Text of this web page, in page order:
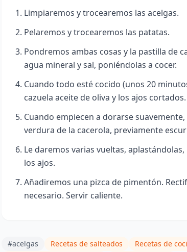
Limpiaremos y trocearemos las acelgas.
Pelaremos y trocearemos las patatas.
Pondremos ambas cosas y la pastilla de
agua mineral y sal, poniéndolas a cocer.
Cuando todo esté cocido (unos 20
cazuela aceite de oliva y los ajos cortados.
Cuando empiecen a dorarse
verdura de la cacerola, previamente
Le daremos varias vueltas,
los ajos.
Añadiremos una pizca de pimentón.
necesario. Servir caliente.
#acelgas Recetas de salteados
Recetas de